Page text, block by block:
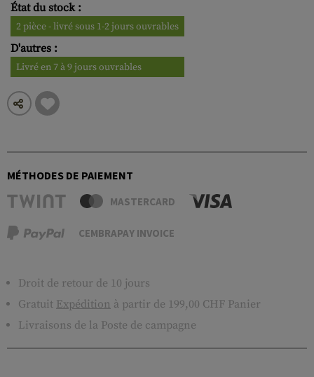
État du stock :
2 pièce - livré sous 1-2 jours ouvrables
D'autres :
Livré en 7 à 9 jours ouvrables
MÉTHODES DE PAIEMENT
MASTERCARD
CEMBRAPAY INVOICE
Droit de retour de 10 jours
Gratuit Expédition à partir de 199,00 CHF Panier
Livraisons de la Poste de campagne